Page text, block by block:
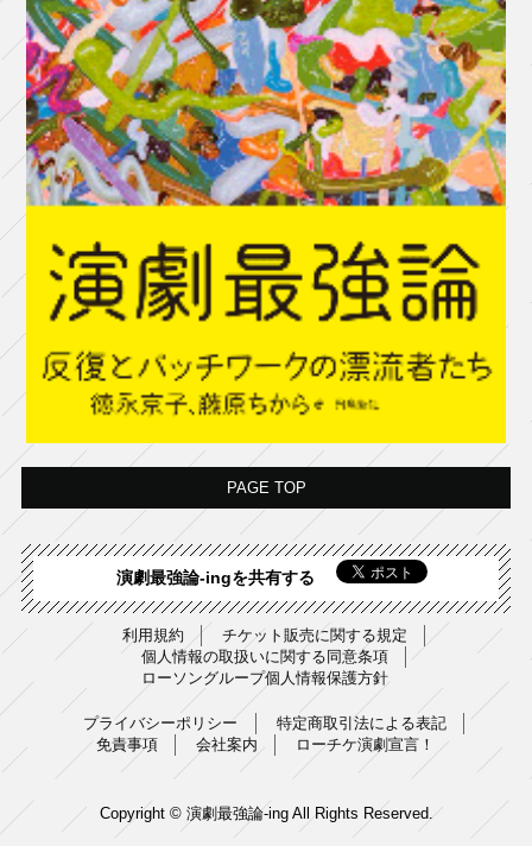
PAGE TOP
演劇最強論-ingを共有する
利用規約
チケット販売に関する規定
個人情報の取扱いに関する同意条項
ローソングループ個人情報保護方針
プライバシーポリシー
特定商取引法による表記
免責事項
会社案内 ローチケ演劇宣言！
Copyright © 演劇最強論-ing All Rights Reserved.